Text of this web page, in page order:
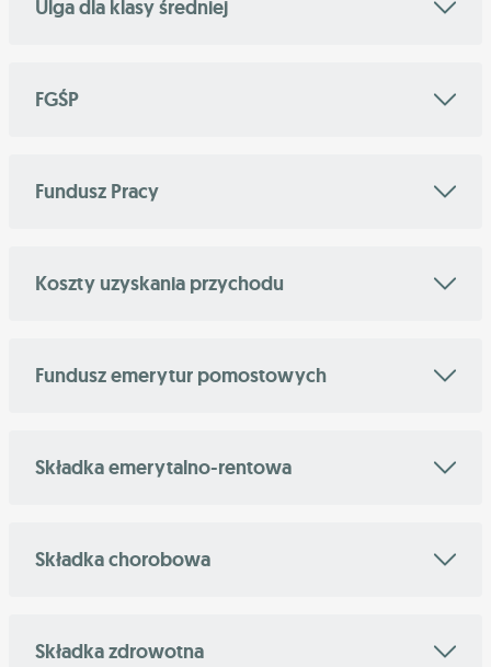
Ulga dla klasy średniej
FGŚP
Fundusz Pracy
Koszty uzyskania przychodu
Fundusz emerytur pomostowych
Składka emerytalno-rentowa
Składka chorobowa
Składka zdrowotna